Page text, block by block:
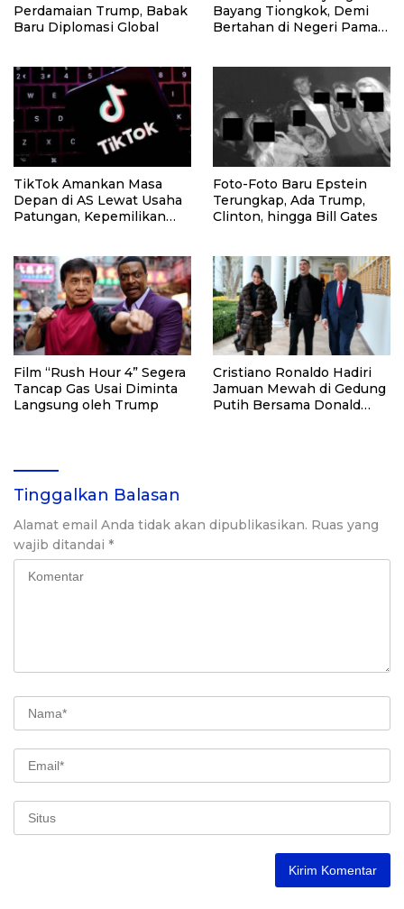
Perdamaian Trump, Babak
Baru Diplomasi Global
Bayang Tiongkok, Demi
Bertahan di Negeri Paman
TikTok Amankan Masa
Depan di AS Lewat Usaha
Patungan, Kepemilikan
Foto-Foto Baru Epstein
Terungkap, Ada Trump,
Clinton, hingga Bill Gates
Film “Rush Hour 4” Segera
Tancap Gas Usai Diminta
Langsung oleh Trump
Cristiano Ronaldo Hadiri
Jamuan Mewah di Gedung
Putih Bersama Donald
Tinggalkan Balasan
Alamat email Anda tidak akan dipublikasikan. Ruas yang
wajib ditandai *